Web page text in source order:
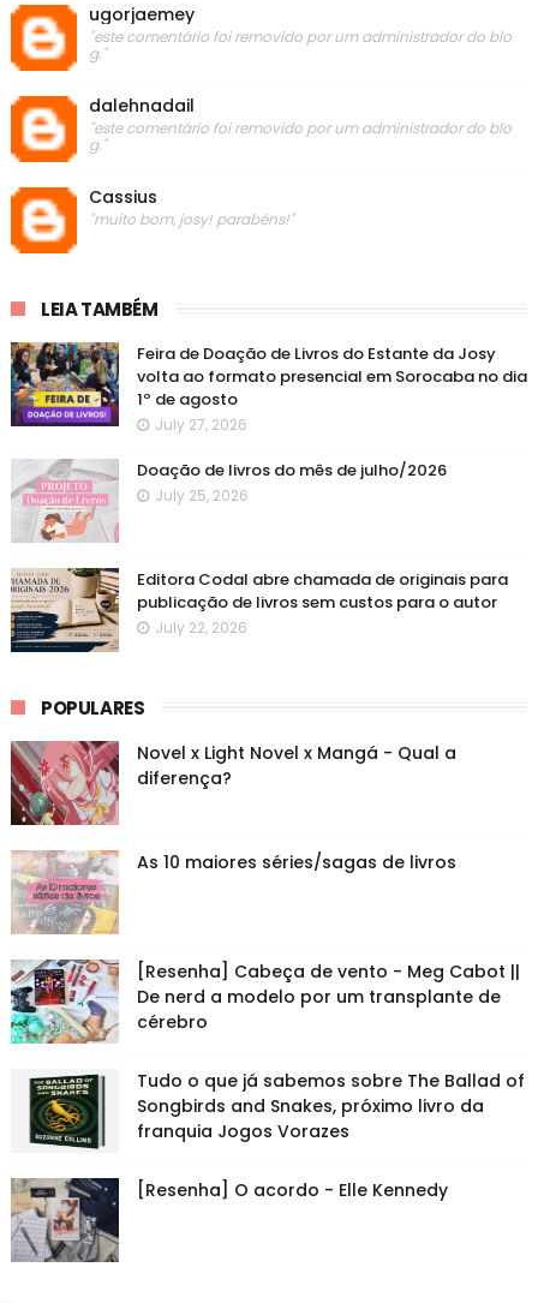
ugorjaemey
"este comentário foi removido por um administrador do blo
g."
dalehnadail
"este comentário foi removido por um administrador do blo
g."
Cassius
"muito bom, josy! parabéns!"
LEIA TAMBÉM
Feira de Doação de Livros do Estante da Josy
volta ao formato presencial em Sorocaba no dia
1º de agosto
July 27, 2026
Doação de livros do mês de julho/2026
July 25, 2026
Editora Codal abre chamada de originais para
publicação de livros sem custos para o autor
July 22, 2026
POPULARES
Novel x Light Novel x Mangá - Qual a
diferença?
As 10 maiores séries/sagas de livros
[Resenha] Cabeça de vento - Meg Cabot ||
De nerd a modelo por um transplante de
cérebro
Tudo o que já sabemos sobre The Ballad of
Songbirds and Snakes, próximo livro da
franquia Jogos Vorazes
[Resenha] O acordo - Elle Kennedy